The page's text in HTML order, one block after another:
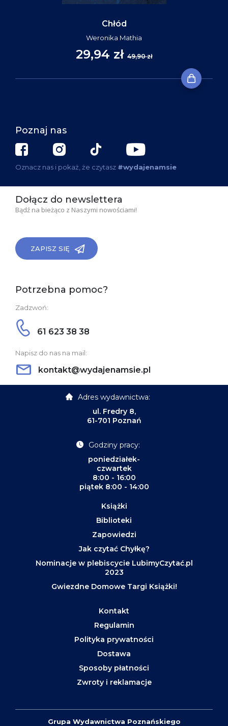
Chłód
Weronika Mathia
29,94 zł 49,90 zł
Poznaj nas
Oznacz nas i pokaż, że czytasz #wydajenamsie
Dołącz do newslettera
Bądź na bieżąco z Naszymi nowościami!
ZAPISZ SIĘ
Potrzebna pomoc?
Zadzwoń:
61 623 38 38
Napisz do nas na mail:
kontakt@wydajenamsie.pl
Adres wydawnictwa:
ul. Fredry 8,
61-701 Poznań
Godziny pracy:
poniedziałek-
czwartek
8:00 - 16:00
piątek 8:00 - 14:00
Książki
Biblioteki
Zapowiedzi
Jak czytać Chyłkę?
Nominacje w plebiscycie LubimyCzytać.pl
2023
Gwiezdne Domowe Targi Książki!
Kontakt
Regulamin
Polityka prywatności
Dostawa
Sposoby płatności
Zwroty i reklamacje
Grupa Wydawnictwa Poznańskiego